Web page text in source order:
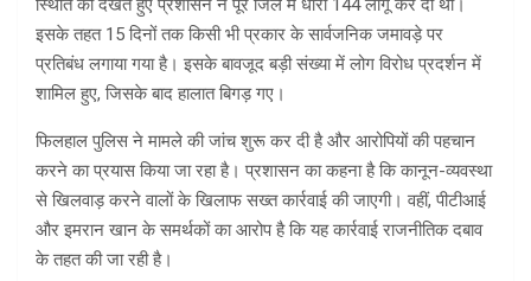
स्थिति को देखते हुए प्रशासन ने पूरे जिले में धारा 144लागू कर दी थी।
इसके तहत 15 दिनों तक किसी भी प्रकार के सार्वजनिक जमावड़े पर
प्रतिबंध लगाया गया है। इसके बावजूद बड़ी संख्या में लोग विरोध प्रदर्शन में
शामिल हुए, जिसके बाद हालात बिगड़ गए।
फिलहाल पुलिस ने मामले की जांच शुरू कर दी है और आरोपियों की पहचान
करने का प्रयास किया जा रहा है। प्रशासन का कहना है कि कानून-व्यवस्था
से खिलवाड़ करने वालों के खिलाफ सख्त कार्रवाई की जाएगी। वहीं, पीटीआई
और इमरान खान के समर्थकों का आरोप है कि यह कार्रवाई राजनीतिक दबाव
के तहत की जा रही है।